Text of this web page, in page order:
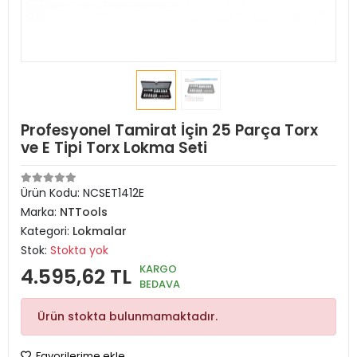
Profesyonel Tamirat İçin 25 Parça Torx
ve E Tipi Torx Lokma Seti
Ürün Kodu: NCSET1412E
Marka: NTTools
Kategori: Lokmalar
Stok: Stokta yok
4.595,62 TL KARGO
BEDAVA
Ürün stokta bulunmamaktadır.